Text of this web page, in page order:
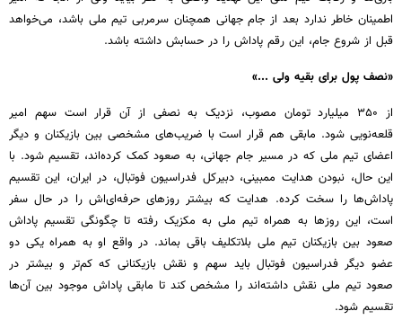
اطمینان خاطر ندارد بعد از جام جهانی همچنان سرمربی تیم ملی باشد، می‌خواهد
قبل از شروع جام، این رقم پاداش را در حسابش داشته باشد.
«نصف پول برای بقیه ولی ...»
از ۳۵۰ میلیارد تومان مصوب، نزدیک به نصفی از آن قرار است سهم امیر
قلعه‌نویی شود. مابقی هم قرار است با ضریب‌های مشخصی بین بازیکنان و دیگر
اعضای تیم ملی که در مسیر جام جهانی، به صعود کمک کرده‌اند، تقسیم شود. با
این حال، نبودن هدایت ممبینی، دبیرکل فدراسیون فوتبال، در ایران، این تقسیم
پاداش‌ها را سخت کرده. هدایت که بیشتر روزهای حرفه‌ای‌اش را در حال سفر
است، این روزها به همراه تیم ملی به مکزیک رفته تا چگونگی تقسیم پاداش
صعود بین بازیکنان تیم ملی بلاتکلیف باقی بماند. در واقع او به همراه یکی دو
عضو دیگر فدراسیون فوتبال باید سهم و نقش بازیکنانی که کم‌تر و بیشتر در
صعود تیم ملی نقش داشته‌اند را مشخص کند تا مابقی پاداش موجود بین آن‌ها
تقسیم شود.